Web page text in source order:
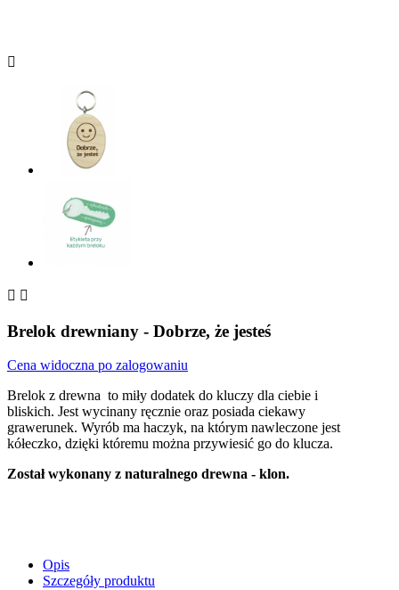

 
Brelok drewniany - Dobrze, że jesteś
Cena widoczna po zalogowaniu
Brelok z drewna to miły dodatek do kluczy dla ciebie i
bliskich. Jest wycinany ręcznie oraz posiada ciekawy
grawerunek. Wyrób ma haczyk, na którym nawleczone jest
kółeczko, dzięki któremu można przywiesić go do klucza.
Został wykonany z naturalnego drewna - klon.
Opis
Szczegóły produktu